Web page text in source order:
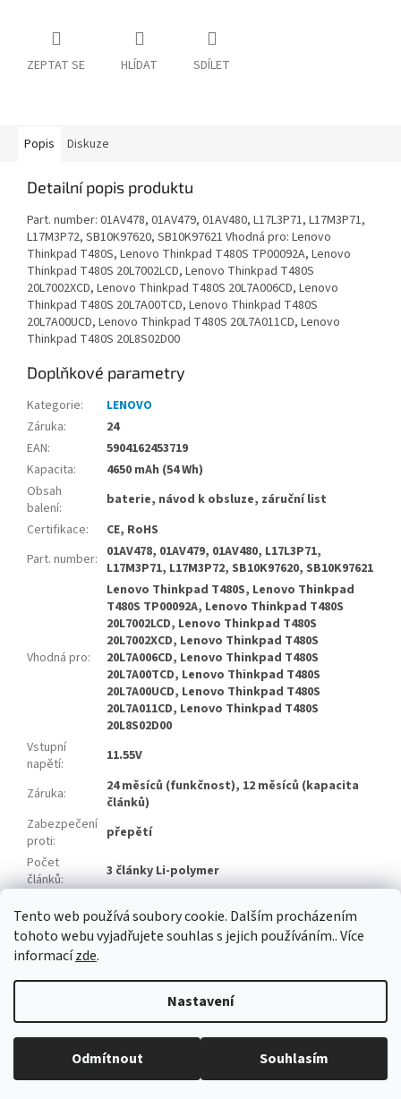
Tento web používá soubory cookie. Dalším procházením
tohoto webu vyjadřujete souhlas s jejich používáním.. Více
informacízde.
Nastavení
Odmítnout Souhlasím
ZEPTAT SE HLÍDAT SDÍLET
Popis Diskuze
Detailní popis produktu
Part. number: 01AV478, 01AV479, 01AV480, L17L3P71, L17M3P71,
L17M3P72, SB10K97620, SB10K97621 Vhodná pro: Lenovo
Thinkpad T480S, Lenovo Thinkpad T480S TP00092A, Lenovo
Thinkpad T480S 20L7002LCD, Lenovo Thinkpad T480S
20L7002XCD, Lenovo Thinkpad T480S 20L7A006CD, Lenovo
Thinkpad T480S 20L7A00TCD, Lenovo Thinkpad T480S
20L7A00UCD, Lenovo Thinkpad T480S 20L7A011CD, Lenovo
Thinkpad T480S 20L8S02D00
Doplňkové parametry
Kategorie:
LENOVO
Záruka:
24
EAN:
5904162453719
Kapacita:
4650 mAh (54 Wh)
Obsah
balení:
baterie, návod k obsluze, záruční list
Certifikace:
CE, RoHS
Part. number: 01AV478, 01AV479, 01AV480, L17L3P71,
L17M3P71, L17M3P72, SB10K97620, SB10K97621
Vhodná pro:
Lenovo Thinkpad T480S, Lenovo Thinkpad
T480S TP00092A, Lenovo Thinkpad T480S
20L7002LCD, Lenovo Thinkpad T480S
20L7002XCD, Lenovo Thinkpad T480S
20L7A006CD, Lenovo Thinkpad T480S
20L7A00TCD, Lenovo Thinkpad T480S
20L7A00UCD, Lenovo Thinkpad T480S
20L7A011CD, Lenovo Thinkpad T480S
20L8S02D00
Vstupní
napětí: 11.55V
Záruka:
24 měsíců (funkčnost), 12 měsíců (kapacita
článků)
Zabezpečení
proti:
přepětí
Počet
článků:
3 články Li-polymer
článků: Zhuoneng
Vytvořil Shoptet
Copyright 2026baterie-adaptery.cz . Všechna práva vyhrazena.